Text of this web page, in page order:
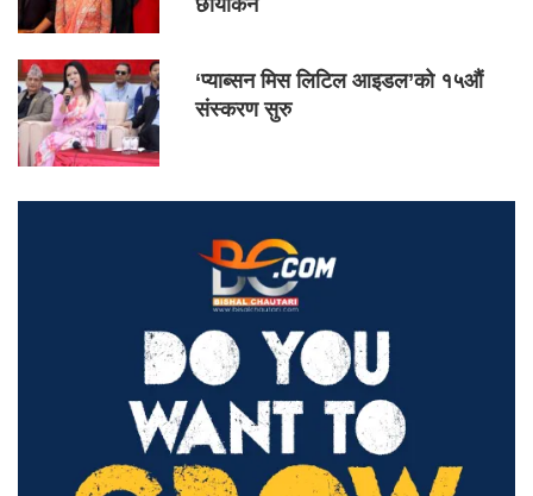
छायांकन
‘प्याब्सन मिस लिटिल आइडल’को १५औं
संस्करण सुरु